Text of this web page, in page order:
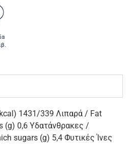
1431/339 Λιπαρά / Fat
(g) 0,6 Υδατάνθρακες /
sugars (g) 5,4 Φυτικές Ίνες